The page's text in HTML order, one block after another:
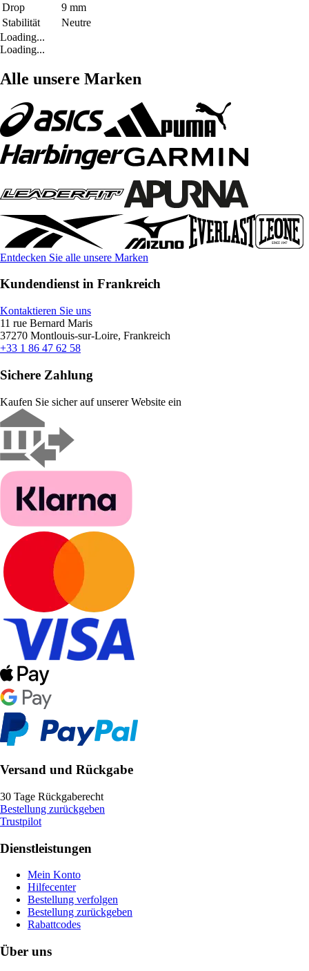
Drop
9 mm
Stabilität
Neutre
Loading...
Loading...
Alle unsere Marken
Entdecken Sie alle unsere Marken
Kundendienst in Frankreich
Kontaktieren Sie uns
11 rue Bernard Maris
37270 Montlouis-sur-Loire, Frankreich
+33 1 86 47 62 58
Sichere Zahlung
Kaufen Sie sicher auf unserer Website ein
Versand und Rückgabe
30 Tage Rückgaberecht
Bestellung zurückgeben
Trustpilot
Dienstleistungen
Mein Konto
Hilfecenter
Bestellung verfolgen
Bestellung zurückgeben
Rabattcodes
Über uns